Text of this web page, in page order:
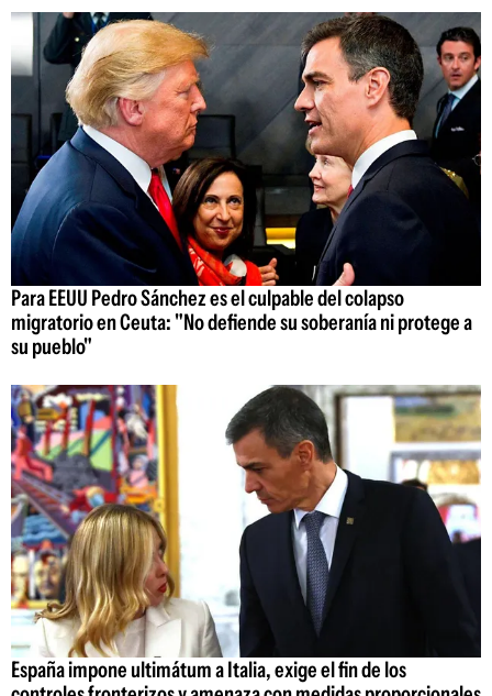
Para EEUU Pedro Sánchez es el culpable del colapso
migratorio en Ceuta: "No defiende su soberanía ni protege a
su pueblo"
España impone ultimátum a Italia, exige el fin de los